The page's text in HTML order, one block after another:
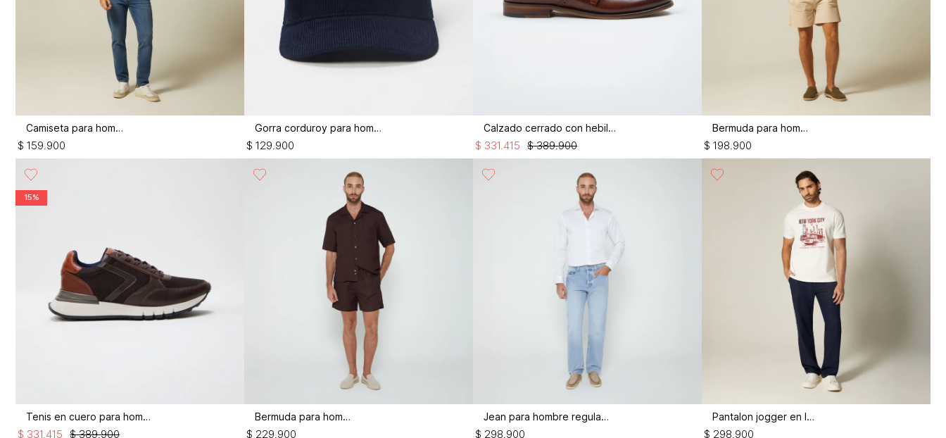
Camiseta para hombre
$ 159.900
Gorra corduroy para hombre
$ 129.900
Calzado cerrado con hebillas
$ 389.900
$ 331.415
Bermuda para hombre
$ 198.900
15%
Tenis en cuero para hombre
$ 389.900
$ 331.415
Bermuda para hombre
$ 229.900
Jean para hombre regular fit
$ 298.900
Pantalon jogger en lino
$ 298.900